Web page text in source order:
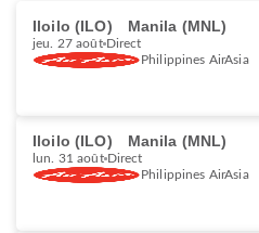
Iloilo (ILO) Manila (MNL)
jeu. 27 août Direct
Philippines AirAsia
Iloilo (ILO) Manila (MNL)
lun. 31 août Direct
Philippines AirAsia